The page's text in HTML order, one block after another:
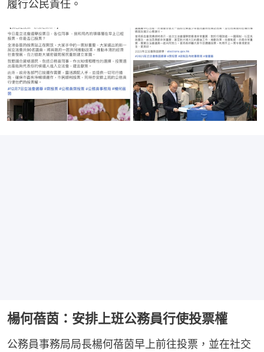
履行公民責任。
楊何蓓茵：安排上班公務員行使投票權
公務員事務局局長楊何蓓茵早上前往投票，並在社交